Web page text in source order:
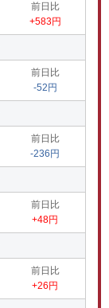
前日比
+583円
前日比
-52円
前日比
-236円
前日比
+48円
前日比
+26円